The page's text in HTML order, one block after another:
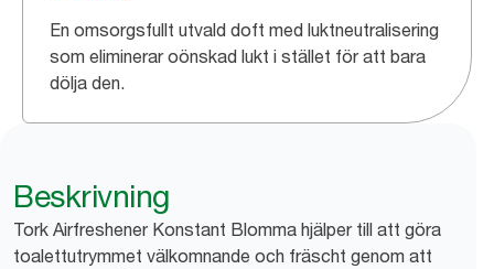
En omsorgsfullt utvald doft med luktneutralisering
som eliminerar oönskad lukt i stället för att bara
dölja den.
Beskrivning
Tork Airfreshener Konstant Blomma hjälper till att göra
toalettutrymmet välkomnande och fräscht genom att